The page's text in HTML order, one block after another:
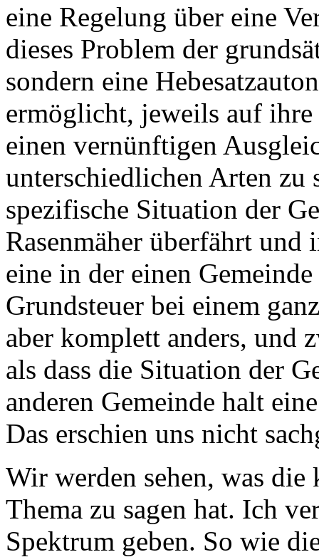
eine Regelung über eine
dieses Problem der
sondern eine
ermöglicht, jeweils auf
einen vernünftigen
unterschiedlichen Arten zu
spezifische Situation der
Rasenmäher überfährt
eine in der einen
Grundsteuer bei einem
aber komplett anders, und
als dass die Situation der
anderen Gemeinde halt
Das erschien uns nicht
Wir werden sehen, was
Thema zu sagen hat. Ich
Spektrum geben. So wie